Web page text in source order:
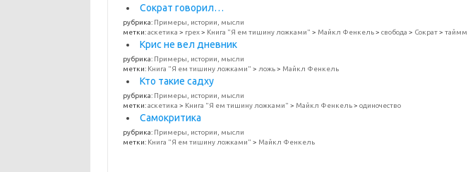
Сократ говорил…
рубрика: Примеры, истории, мысли
метки:аскетика > грех> Книга "Я ем тишину ложками" > Майкл Фенкель> свобода > Сократ>
Крис не вел дневник
рубрика: Примеры, истории, мысли
метки: Книга "Я ем тишину ложками" > ложь> Майкл Фенкель
Кто такие садху
рубрика: Примеры, истории, мысли
метки:аскетика > Книга "Я ем тишину ложками" > Майкл Фенкель> одиночество
Самокритика
рубрика: Примеры, истории, мысли
метки: Книга "Я ем тишину ложками" > Майкл Фенкель